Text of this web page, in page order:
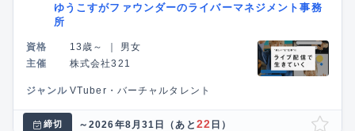
ゆうこすがファウンダーのライバーマネジメント事務
所
資格 13歳～ ｜ 男女
主催
株式会社321
ジャンル VTuber・バーチャルタレント
締切 ～2026年8月31日 （あと 22 日）